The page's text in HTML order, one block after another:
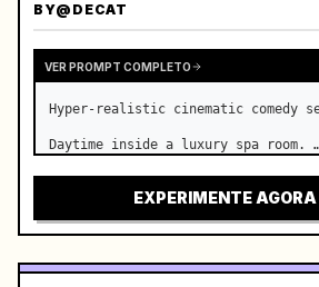
BY@DECAT
VER PROMPT COMPLETO
Hyper-realistic cinematic comedy
Daytime inside a luxury spa room.
EXPERIMENTE AGORA